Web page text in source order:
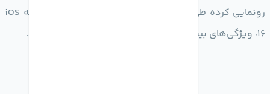
رونمایی کرده طی چند ماه آینده و با فرا رسیدن زمان عرضه iOS
16، ویژگی‌های بیشتری هم به این نسخه افزوده خواهد شد.